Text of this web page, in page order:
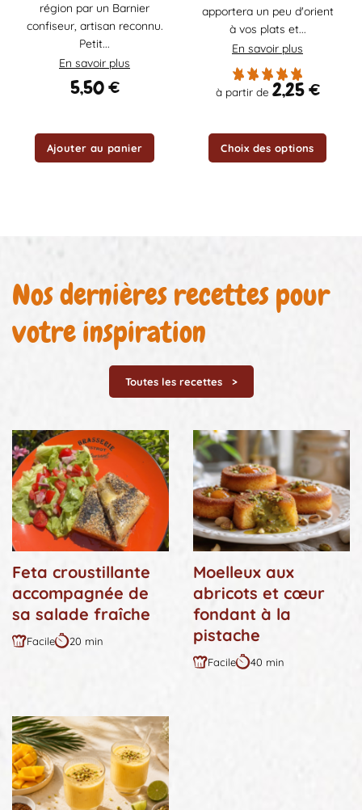
région par un Barnier
confiseur, artisan reconnu.
Petit...
En savoir plus
5,50€
Ajouter au panier
apportera un peu d'orient
à vos plats et...
En savoir plus
à partir de 2,25€
Choix des options
peuvent
page
Nos dernières recettes pour
votre inspiration
Toutes les recettes
Feta croustillante
accompagnée de
sa salade fraîche
Difficulté
Facile
Durée
20 min
Moelleux aux
abricots et cœur
fondant à la
pistache
Difficulté
Facile
Durée
40 min